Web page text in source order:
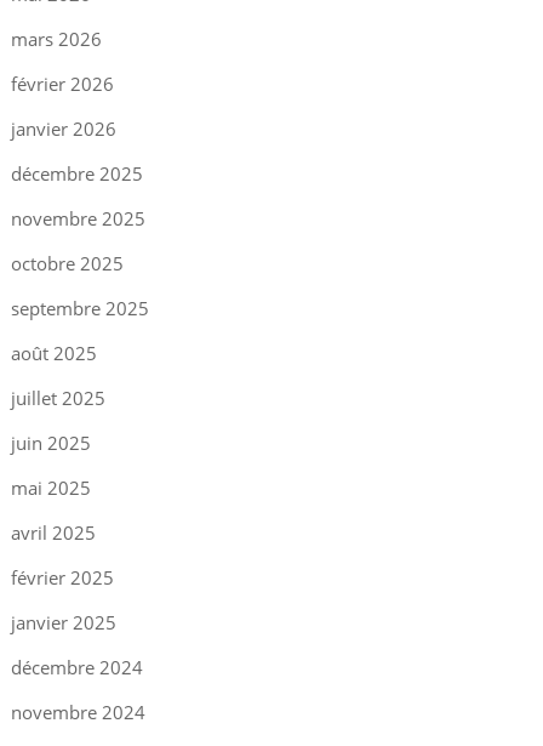
mars 2026
février 2026
janvier 2026
décembre 2025
novembre 2025
octobre 2025
septembre 2025
août 2025
juillet 2025
juin 2025
mai 2025
avril 2025
février 2025
janvier 2025
décembre 2024
novembre 2024